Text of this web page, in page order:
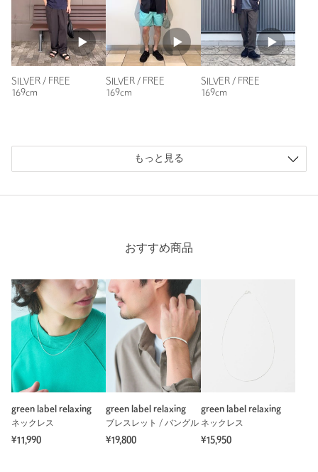
SILVER / FREE
169cm
SILVER / FREE
169cm
SILVER / FREE
169cm
もっと見る
おすすめ商品
green label relaxing
ネックレス
¥11,990
green label relaxing
ブレスレット / バングル
¥19,800
green label relaxing
ネックレス
¥15,950